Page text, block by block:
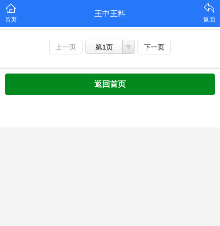
首页
王中王料
返回
上一页 第1页 下一页
返回首页